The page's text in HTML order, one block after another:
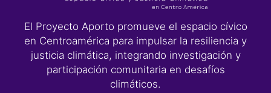
El Proyecto Aporto promueve el espacio cívico
en Centroamérica para impulsar la resiliencia y
justicia climática, integrando investigación y
participación comunitaria en desafíos
climáticos.